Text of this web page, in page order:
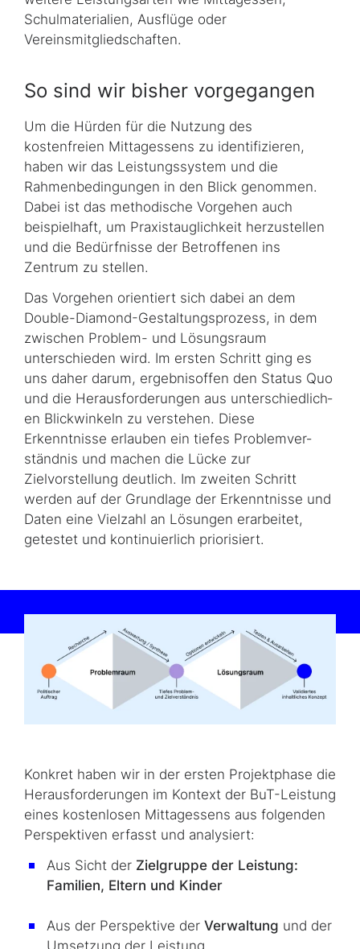
Schulmaterialien, Ausflüge oder
Vereinsmitgliedschaften.
So sind wir bisher vorgegangen
Um die Hürden für die Nutzung des
kostenfreien Mittagessens zu identifizieren,
haben wir das Leistungssystem und die
Rahmenbedingungen in den Blick genommen.
Dabei ist das methodische Vorgehen auch
beispielhaft, um Praxistauglichkeit herzustellen
und die Bedürfnisse der Betroffenen ins
Zentrum zu stellen.
Das Vorgehen orientiert sich dabei an dem
Double-Diamond-Gestaltungsprozess, in dem
zwischen Problem- und Lösungsraum
unterschieden wird. Im ersten Schritt ging es
uns daher darum, ergebnisoffen den Status Quo
und die Herausforderungen aus un­ter­schied­lich­
en Blickwinkeln zu verstehen. Diese
Erkenntnisse erlauben ein tiefes Pro­blem­ver­
ständ­nis und machen die Lücke zur
Zielvorstellung deutlich. Im zweiten Schritt
werden auf der Grundlage der Erkenntnisse und
Daten eine Vielzahl an Lösungen erarbeitet,
getestet und kontinuierlich priorisiert.
Konkret haben wir in der ersten Projektphase die
Herausforderungen im Kontext der BuT-Leistung
eines kostenlosen Mittagessens aus folgenden
Perspektiven erfasst und analysiert:
Aus Sicht der Zielgruppe der Leistung:
Familien, Eltern und Kinder
Aus der Perspektive der Verwaltung und der
Umsetzung der Leistung